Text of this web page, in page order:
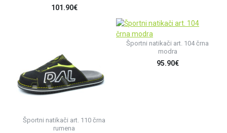
101.90€
Športni natikači art. 110 črna
rumena
Športni natikači art. 104 črna
modra
95.90€